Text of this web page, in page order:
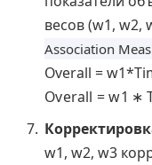
весов (w1, w2,
Association
Overall =
Overall = w1 ∗
w1, w2, w3